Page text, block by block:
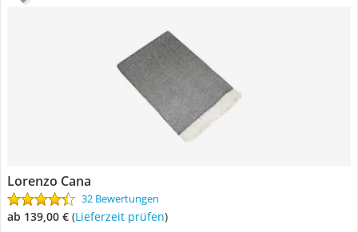
Lorenzo Cana
32 Bewertungen
ab 139,00 € (Lieferzeit prüfen)